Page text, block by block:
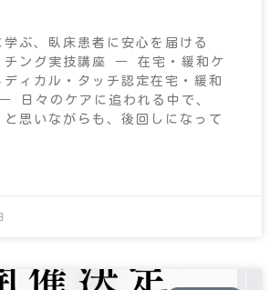
学ぶ、臥床患者に安心を届ける
チング実技講座 ― 在宅・緩和ケ
ディカル・タッチ認定在宅・緩和
日々のケアに追われる中で、
と思いながらも、後回しになって